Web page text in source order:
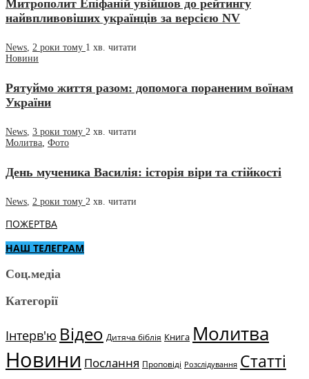
Митрополит Епіфаній увійшов до рейтингу
найвпливовіших українців за версією NV
News 2 роки тому 1 хв. читати
Новини
Рятуймо життя разом: допомога пораненим воїнам
України
News 3 роки тому 2 хв. читати
Молитва Фото
День мученика Василія: історія віри та стійкості
News 2 роки тому 2 хв. читати
ПОЖЕРТВА
НАШ ТЕЛЕГРАМ
Соц.медіа
Категорії
Інтерв'ю Відео Дитяча біблія Книга Молитва
Новини Послання Проповіді Розслідування Статті